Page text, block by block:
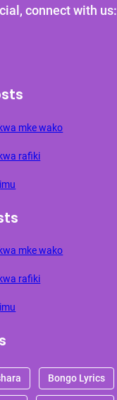
connect with us:
mke wako
rafiki
mke wako
rafiki
Bongo Lyrics